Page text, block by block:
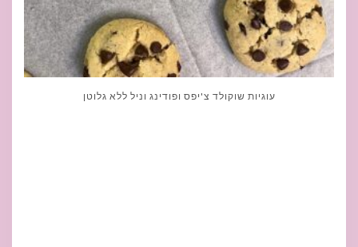
עוגיות שוקולד צ'יפס ופודינג וניל ללא גלוטן